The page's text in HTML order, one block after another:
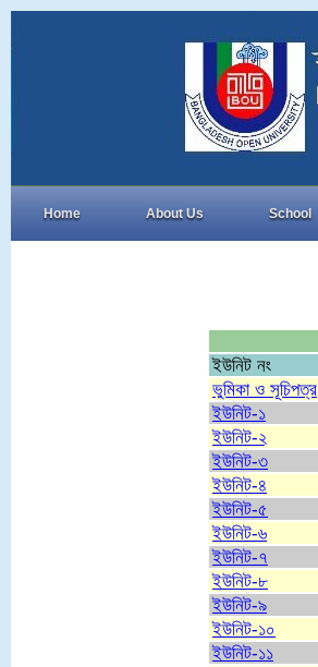
Home About Us School
ইউনিট নং
ভুমিকা ও সূচিপত্র
ইউনিট-১
ইউনিট-২
ইউনিট-৩
ইউনিট-৪
ইউনিট-৫
ইউনিট-৬
ইউনিট-৭
ইউনিট-৮
ইউনিট-৯
ইউনিট-১০
ইউনিট-১১